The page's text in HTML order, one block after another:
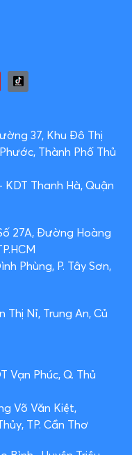
37, Khu Đô Thị
Thành Phố Thủ
Thanh Hà, Quận
27A, Đường Hoàng
Phùng, P. Tây Sơn,
Thị Nỉ, Trung An, Củ
Vạn Phúc, Q. Thủ
Võ Văn Kiệt,
TP. Cần Thơ